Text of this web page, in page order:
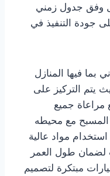
وفق جدول زمني
جودة التنفيذ في
بما فيها المنازل
يتم التركيز على
مراعاة جميع
المسبح مع محيطه
مواد عالية
لضمان طول العمر
مبتكرة لتصميم